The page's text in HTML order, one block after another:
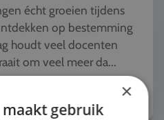
écht groeien tijdens
op bestemming
houdt veel docenten
om veel meer da...
×
maakt gebruik